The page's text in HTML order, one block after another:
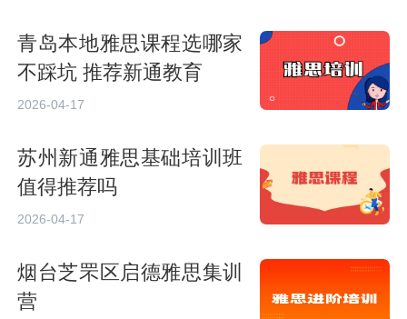
青岛本地雅思课程选哪家
不踩坑 推荐新通教育
2026-04-17
苏州新通雅思基础培训班
值得推荐吗
2026-04-17
烟台芝罘区启德雅思集训
营